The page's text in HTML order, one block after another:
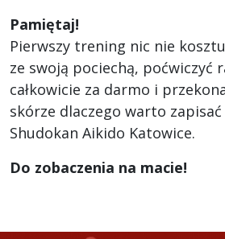
Pamiętaj!
Pierwszy trening nic nie
ze swoją pociechą, poćwiczyć
całkowicie za darmo i
skórze dlaczego warto
Shudokan Aikido Katowice.
Do zobaczenia na macie!